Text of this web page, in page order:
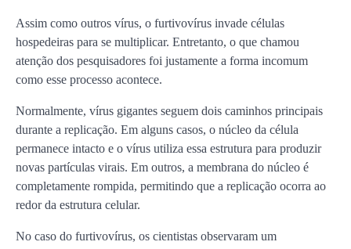
Assim como outros vírus, o furtivovírus invade células
hospedeiras para se multiplicar. Entretanto, o que chamou
atenção dos pesquisadores foi justamente a forma incomum
como esse processo acontece.
Normalmente, vírus gigantes seguem dois caminhos principais
durante a replicação. Em alguns casos, o núcleo da célula
permanece intacto e o vírus utiliza essa estrutura para produzir
novas partículas virais. Em outros, a membrana do núcleo é
completamente rompida, permitindo que a replicação ocorra ao
redor da estrutura celular.
No caso do furtivovírus, os cientistas observaram um